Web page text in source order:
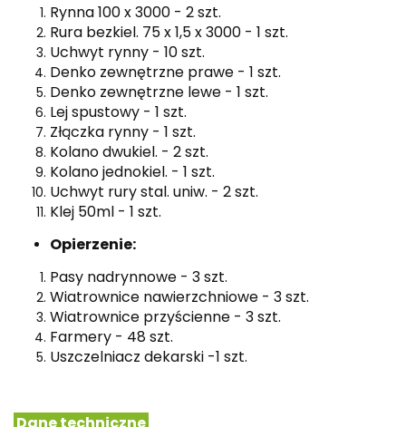
Rynna 100 x 3000 - 2 szt.
Rura bezkiel. 75 x 1,5 x 3000 - 1 szt.
Uchwyt rynny - 10 szt.
Denko zewnętrzne prawe - 1 szt.
Denko zewnętrzne lewe - 1 szt.
Lej spustowy - 1 szt.
Złączka rynny - 1 szt.
Kolano dwukiel. - 2 szt.
Kolano jednokiel. - 1 szt.
Uchwyt rury stal. uniw. - 2 szt.
Klej 50ml - 1 szt.
Opierzenie:
Pasy nadrynnowe - 3 szt.
Wiatrownice nawierzchniowe - 3 szt.
Wiatrownice przyścienne - 3 szt.
Farmery - 48 szt.
Uszczelniacz dekarski -1 szt.
Dane techniczne